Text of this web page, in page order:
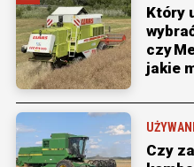
Który
czy
jakie
Czy